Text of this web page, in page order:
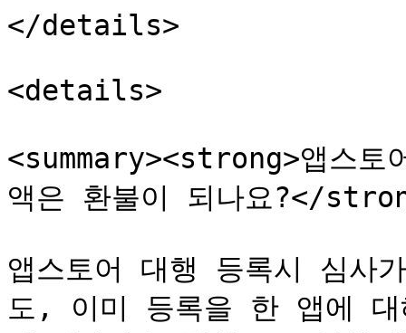
</details>
<details>
<summary><strong>앱스
액은 환불이 되나요?</
앱스토어 대행 등록시 심사
도, 이미 등록을 한 앱에 대